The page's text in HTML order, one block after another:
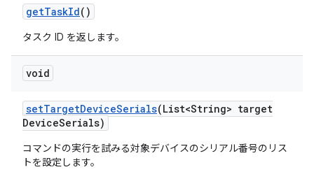
getTaskId()
タスク ID を返します。
void
setTargetDeviceSerials(List<String> target
DeviceSerials)
コマンドの実行を試みる対象デバイスのシリアル番号のリス
トを設定します。